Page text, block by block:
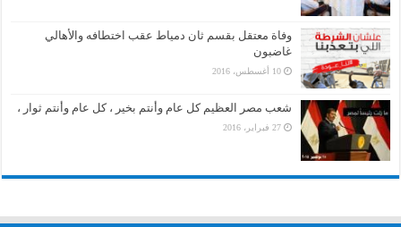
وفاة معتقل بقسم ثان دمياط عقب اختطافه والأهالي
غاضبون
10 أغسطس، 2016
شعب مصر العظيم كل عام وأنتم بخير ، كل عام وأنتم ثوار ،
27 فبراير، 2016